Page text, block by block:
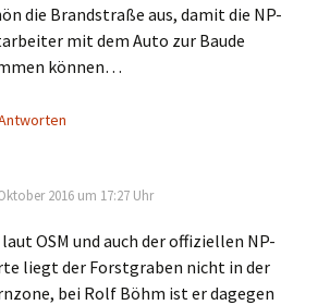
die Brandstraße aus, damit die NP-
mit dem Auto zur Baude
können…
2016 um 17:27 Uhr
OSM und auch der offiziellen NP-
liegt der Forstgraben nicht in der
bei Rolf Böhm ist er dagegen